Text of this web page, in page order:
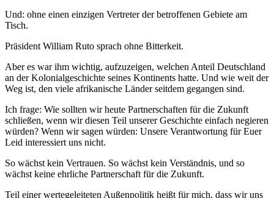
Und: ohne einen einzigen Vertreter der betroffenen Gebiete am
Tisch.
Präsident William Ruto sprach ohne Bitterkeit.
Aber es war ihm wichtig, aufzuzeigen, welchen Anteil Deutschland
an der Kolonialgeschichte seines Kontinents hatte. Und wie weit der
Weg ist, den viele afrikanische Länder seitdem gegangen sind.
Ich frage: Wie sollten wir heute Partnerschaften für die Zukunft
schließen, wenn wir diesen Teil unserer Geschichte einfach negieren
würden? Wenn wir sagen würden: Unsere Verantwortung für Euer
Leid interessiert uns nicht.
So wächst kein Vertrauen. So wächst kein Verständnis, und so
wächst keine ehrliche Partnerschaft für die Zukunft.
Teil einer wertegeleiteten Außenpolitik heißt für mich, dass wir uns